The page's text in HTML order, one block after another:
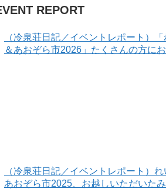
REPORT
（冷泉荘日記／イベントレポート）
＆あおぞら市2026」たくさんの方に
（冷泉荘日記／イベントレポート）
あおぞら市2025、お越しいただいた